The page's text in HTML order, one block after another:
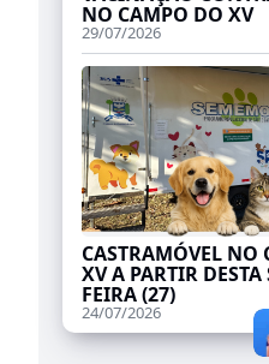
NO CAMPO DO XV
29/07/2026
CASTRAMÓVEL NO
XV A PARTIR
FEIRA (27)
24/07/2026